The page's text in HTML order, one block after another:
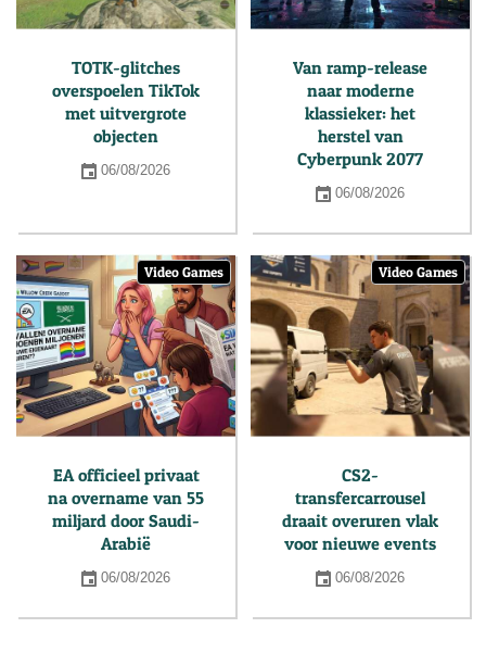
TOTK-glitches
overspoelen TikTok
met uitvergrote
objecten
06/08/2026
Van ramp-release
naar moderne
klassieker: het
herstel van
Cyberpunk 2077
06/08/2026
Video Games
EA officieel privaat
na overname van 55
miljard door Saudi-
Arabië
06/08/2026
Video Games
CS2-
transfercarrousel
draait overuren vlak
voor nieuwe events
06/08/2026